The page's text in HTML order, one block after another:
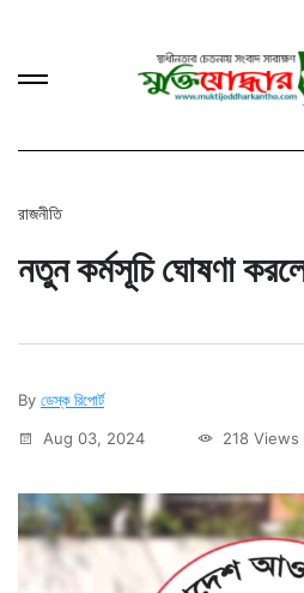
রাজনীতি
নতুন কর্মসূচি ঘোষণা
By ডেস্ক রিপোর্ট
Aug 03, 2024
218 Views